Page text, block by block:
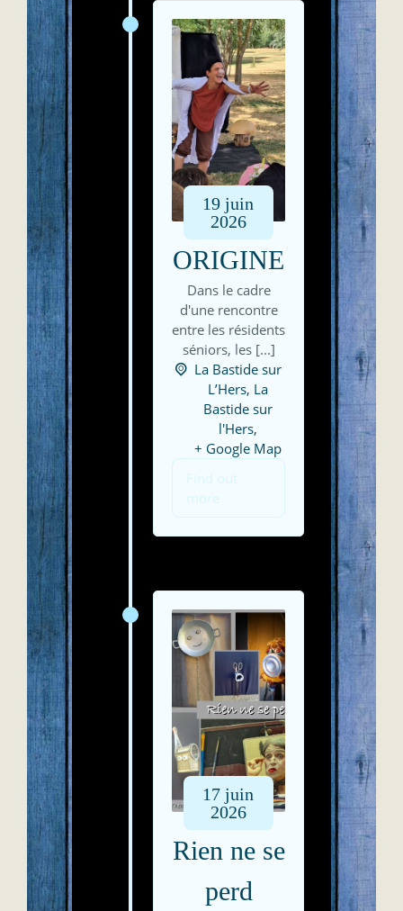
19 juin
2026
ORIGINE
Dans le cadre
d'une rencontre
entre les résidents
séniors, les [...]
La Bastide sur
L’Hers, La
Bastide sur
l'Hers,
+ Google Map
Find out
more
17 juin
2026
Rien ne se
perd